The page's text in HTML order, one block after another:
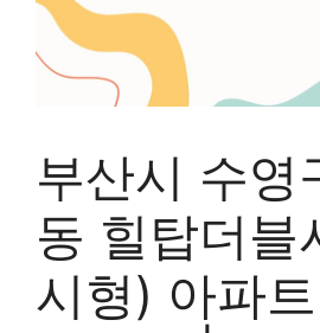
부산시 수영
동 힐탑더블
시형) 아파